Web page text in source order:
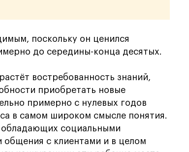
поскольку он ценился
до середины-конца десятых.
востребованность знаний,
приобретать новые
примерно с нулевых годов
в самом широком смысле понятия.
обладающих социальными
с клиентами и в целом